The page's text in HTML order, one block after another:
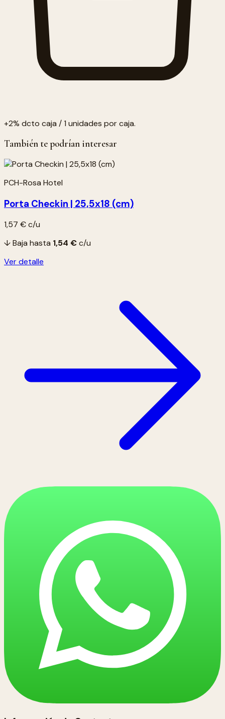
+2% dcto caja / 1 unidades por caja.
También te podrían interesar
PCH-Rosa Hotel
Porta Checkin | 25,5x18 (cm)
1,57 €c/u
↓ Baja hasta 1,54 €c/u
Ver detalle